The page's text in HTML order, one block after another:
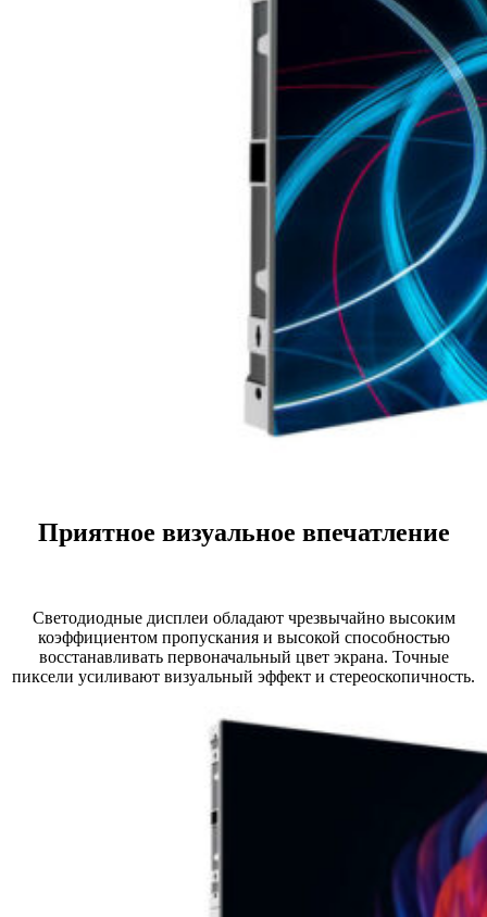
Приятное визуальное впечатление
Светодиодные дисплеи обладают чрезвычайно высоким
коэффициентом пропускания и высокой способностью
восстанавливать первоначальный цвет экрана. Точные
пиксели усиливают визуальный эффект и стереоскопичность.